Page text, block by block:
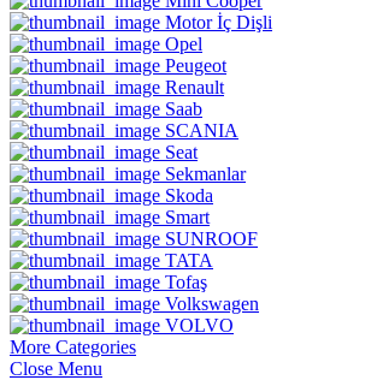
Motor İç Dişli
Opel
Peugeot
Renault
Saab
SCANIA
Seat
Sekmanlar
Skoda
Smart
SUNROOF
TATA
Tofaş
Volkswagen
VOLVO
More Categories
Close Menu